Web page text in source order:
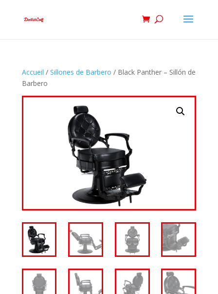
Accueil / Sillones de Barbero / Black Panther – Sillón de
Barbero